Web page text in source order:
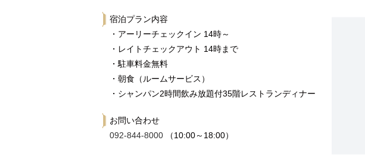
宿泊プラン内容
・アーリーチェックイン 14時～
・レイトチェックアウト 14時まで
・駐車料金無料
・朝食（ルームサービス）
・シャンパン2時間飲み放題付35階レストランディナー
お問い合わせ
092-844-8000 （10:00～18:00）